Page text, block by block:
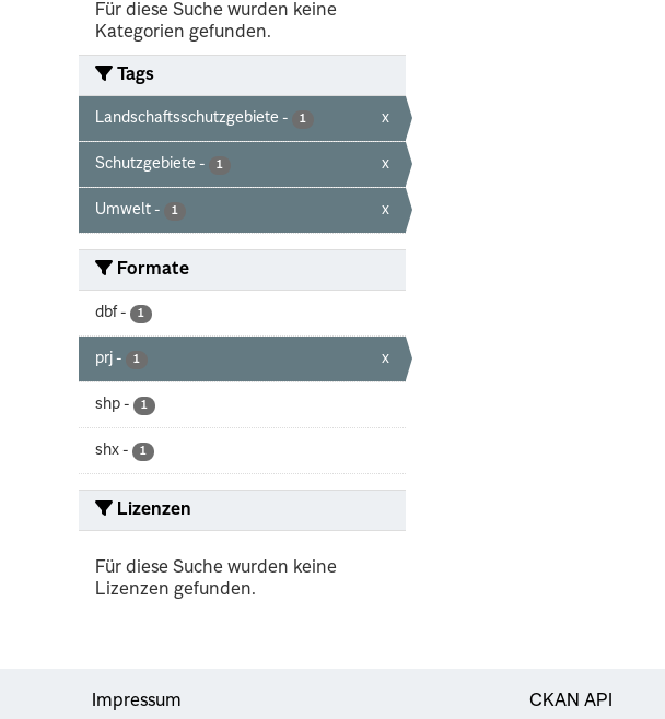
Für diese Suche wurden keine
Kategorien gefunden.
Tags
Landschaftsschutzgebiete - 1 x
Schutzgebiete - 1 x
Umwelt - 1 x
Formate
dbf - 1
prj - 1 x
shp - 1
shx - 1
Lizenzen
Für diese Suche wurden keine
Lizenzen gefunden.
Impressum CKAN API